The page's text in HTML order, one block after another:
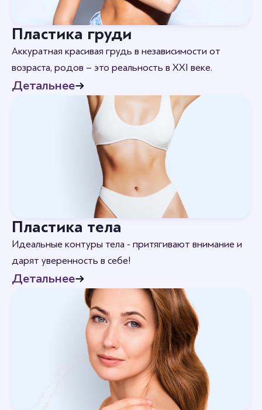
Пластика груди
Аккуратная красивая грудь в независимости от
возраста, родов – это реальность в XXI веке.
Детальнее
Пластика тела
Идеальные контуры тела - притягивают внимание и
дарят уверенность в себе!
Детальнее